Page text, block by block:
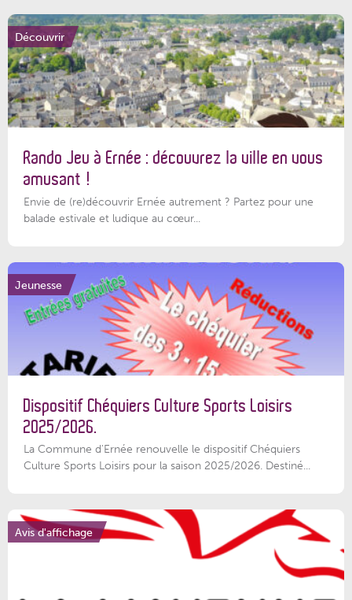
Découvrir
Rando Jeu à Ernée : découvrez la ville en vous
amusant !
Envie de (re)découvrir Ernée autrement ? Partez pour une
balade estivale et ludique au cœur...
Jeunesse
Dispositif Chéquiers Culture Sports Loisirs
2025/2026.
La Commune d'Ernée renouvelle le dispositif Chéquiers
Culture Sports Loisirs pour la saison 2025/2026. Destiné...
Avis d'affichage